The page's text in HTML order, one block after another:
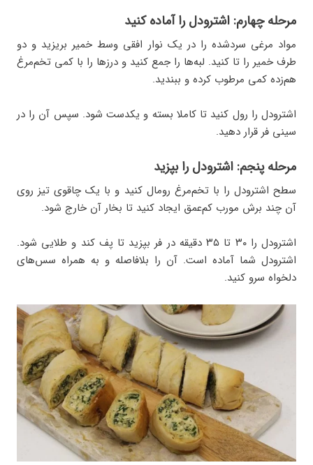
مرحله چهارم: اشترودل را آماده کنید
مواد مرغی سردشده را در یک نوار افقی وسط خمیر بریزید و دو
طرف خمیر را تا کنید. لبه‌ها را جمع کنید و درزها را با کمی تخم‌مرغ
هم‌زده کمی مرطوب کرده و ببندید.
اشترودل را رول کنید تا کاملا بسته و یکدست شود. سپس آن را در
سینی فر قرار دهید.
مرحله پنجم: اشترودل را بپزید
سطح اشترودل را با تخم‌مرغ رومال کنید و با یک چاقوی تیز روی
آن چند برش مورب کم‌عمق ایجاد کنید تا بخار آن خارج شود.
اشترودل را ۳۰ تا ۳۵ دقیقه در فر بپزید تا پف کند و طلایی شود.
اشترودل شما آماده است. آن را بلافاصله و به همراه سس‌های
دلخواه سرو کنید.